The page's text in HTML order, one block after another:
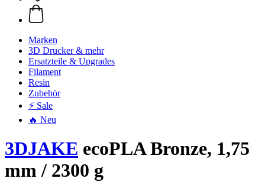
Marken
3D Drucker & mehr
Ersatzteile & Upgrades
Filament
Resin
Zubehör
⚡ Sale
🔥 Neu
3DJAKE ecoPLA Bronze, 1,75
mm / 2300 g